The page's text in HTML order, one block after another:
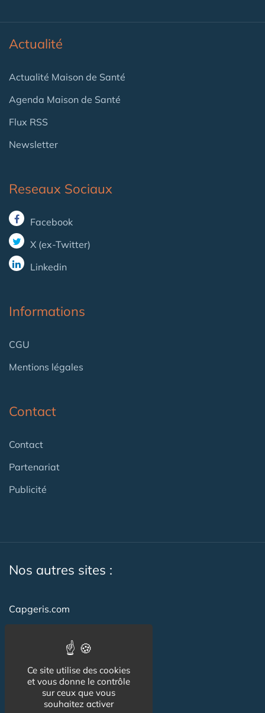
Actualité
Actualité Maison de Santé
Agenda Maison de Santé
Flux RSS
Newsletter
Reseaux Sociaux
Facebook
X (ex-Twitter)
Linkedin
Informations
CGU
Mentions légales
Contact
Contact
Partenariat
Publicité
Nos autres sites :
Capgeris.com
Emploi-formation-sante.com
Seniorissimmo.com
Creche-et-naissance.com
Ce site utilise des cookies
et vous donne le contrôle
sur ceux que vous
souhaitez activer